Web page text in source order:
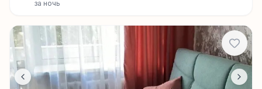
за ночь